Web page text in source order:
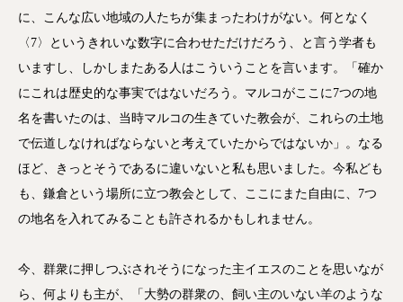
に、こんな広い地域の人たちが集まったわけがない。何となく
〈7〉というきれいな数字に合わせただけだろう、と言う学者も
いますし、しかしまたある人はこういうことを言います。「確か
にこれは歴史的な事実ではないだろう。マルコがここに7つの地
名を書いたのは、当時マルコの生きていた教会が、これらの土地
で伝道しなければならないと考えていたからではないか」。なる
ほど、きっとそうであるに違いないと私も思いました。今私ども
も、鎌倉という場所に立つ教会として、ここにまた自由に、7つ
の地名を入れてみることも許されるかもしれません。
今、群衆に押しつぶされそうになった主イエスのことを思いなが
ら、何よりも主が、「大勢の群衆の、飼い主のいない羊のような